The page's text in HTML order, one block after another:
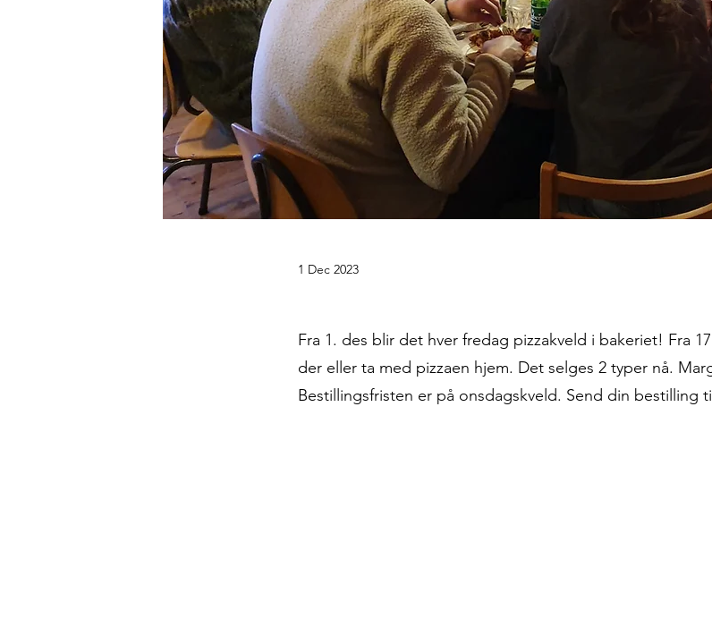
1 Dec 2023
Fra 1. des blir det hver fredag pizzakveld i bakeriet! Fra
der eller ta med pizzaen hjem. Det selges 2 typer nå.
Bestillingsfristen er på onsdagskveld. Send din bestilling til